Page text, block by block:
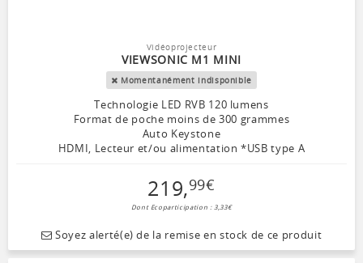
Vidéoprojecteur
VIEWSONIC M1 MINI
Momentanément indisponible
Technologie LED RVB 120 lumens
Format de poche moins de 300 grammes
Auto Keystone
HDMI, Lecteur et/ou alimentation *USB type A
219,99€
Dont Ecoparticipation : 3,33€
Soyez alerté(e) de la remise en stock de ce produit